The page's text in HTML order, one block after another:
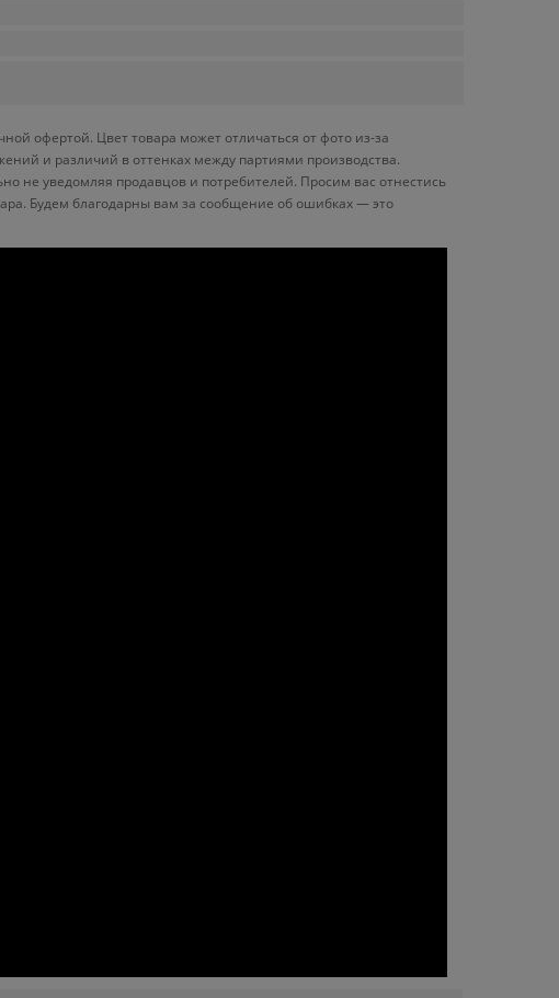
офертой. Цвет товара может отличаться от фото из-за
и различий в оттенках между партиями производства.
не уведомляя продавцов и потребителей. Просим вас отнестись
Будем благодарны вам за сообщение об ошибках — это